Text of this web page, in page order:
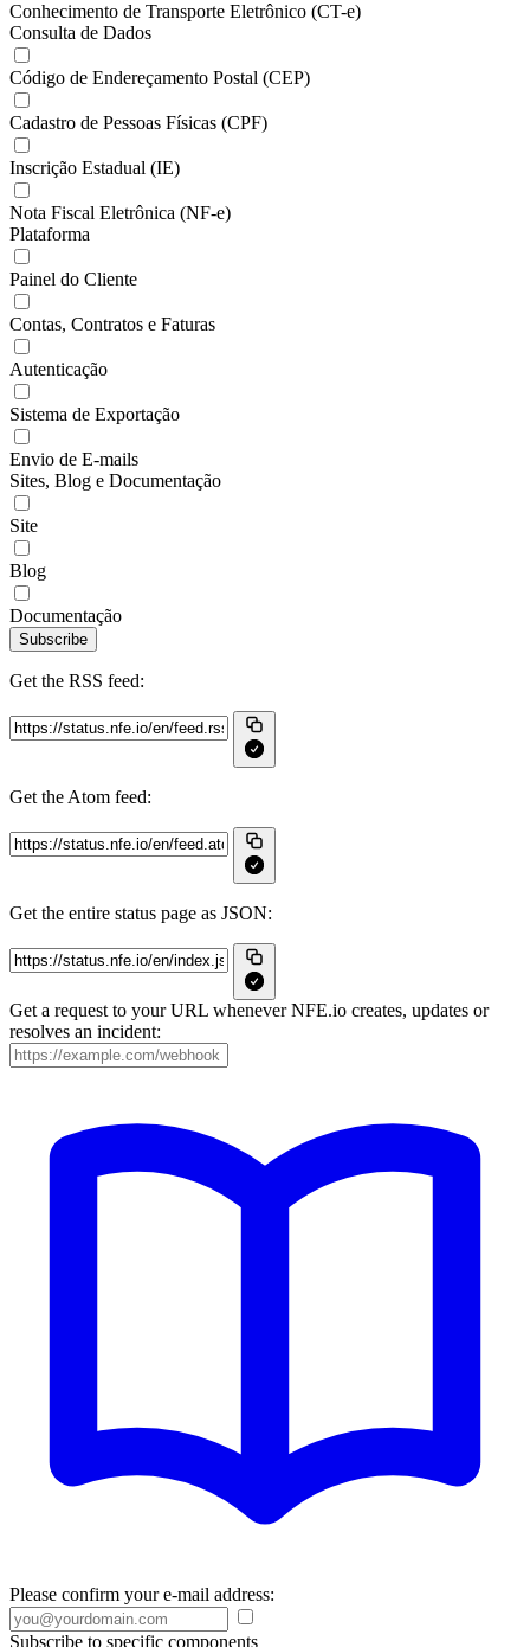
Conhecimento de Transporte Eletrônico (CT-e)
Consulta de Dados
Código de Endereçamento Postal (CEP)
Cadastro de Pessoas Físicas (CPF)
Inscrição Estadual (IE)
Nota Fiscal Eletrônica (NF-e)
Plataforma
Painel do Cliente
Contas, Contratos e Faturas
Autenticação
Sistema de Exportação
Envio de E-mails
Sites, Blog e Documentação
Site
Blog
Documentação
Subscribe
Get the RSS feed:
Get the Atom feed:
Get the entire status page as JSON:
Get a request to your URL whenever NFE.io creates, updates or
resolves an incident:
Please confirm your e-mail address:
Subscribe to specific components